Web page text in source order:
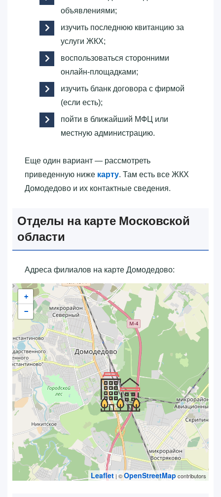
объявлениями;
изучить последнюю квитанцию за
услуги ЖКХ;
воспользоваться сторонними
онлайн-площадками;
изучить бланк договора с фирмой
(если есть);
пойти в ближайший МФЦ или
местную администрацию.
Еще один вариант — рассмотреть
приведенную ниже карту. Там есть все ЖКХ
Домодедово и их контактные сведения.
Отделы на карте Московской
области
Адреса филиалов на карте Домодедово:
+
−
Leaflet | ©OpenStreetMap contributors